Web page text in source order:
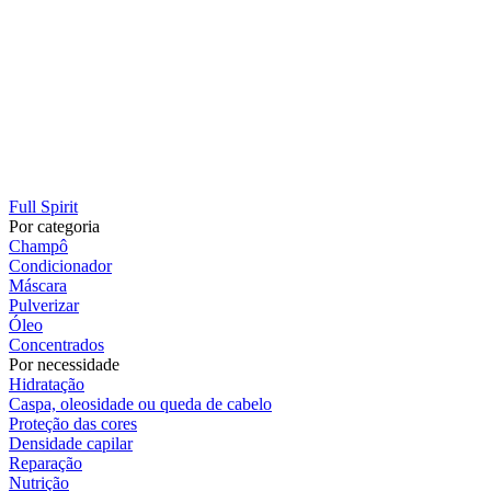
Full Spirit
Por categoria
Champô
Condicionador
Máscara
Pulverizar
Óleo
Concentrados
Por necessidade
Hidratação
Caspa, oleosidade ou queda de cabelo
Proteção das cores
Densidade capilar
Reparação
Nutrição